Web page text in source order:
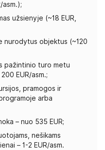
asm.);
užsienyje (~18 EUR,
nurodytus objektus (~120
pažintinio turo metu
EUR/asm.;
pramogos ir
arba
– nuo 535 EUR;
nešikams
– 1-2 EUR/asm.